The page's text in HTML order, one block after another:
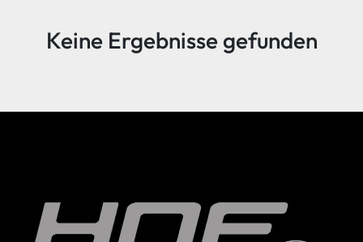
Keine Ergebnisse gefunden